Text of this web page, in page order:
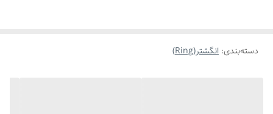
دسته‌بندی: انگشتر(Ring)